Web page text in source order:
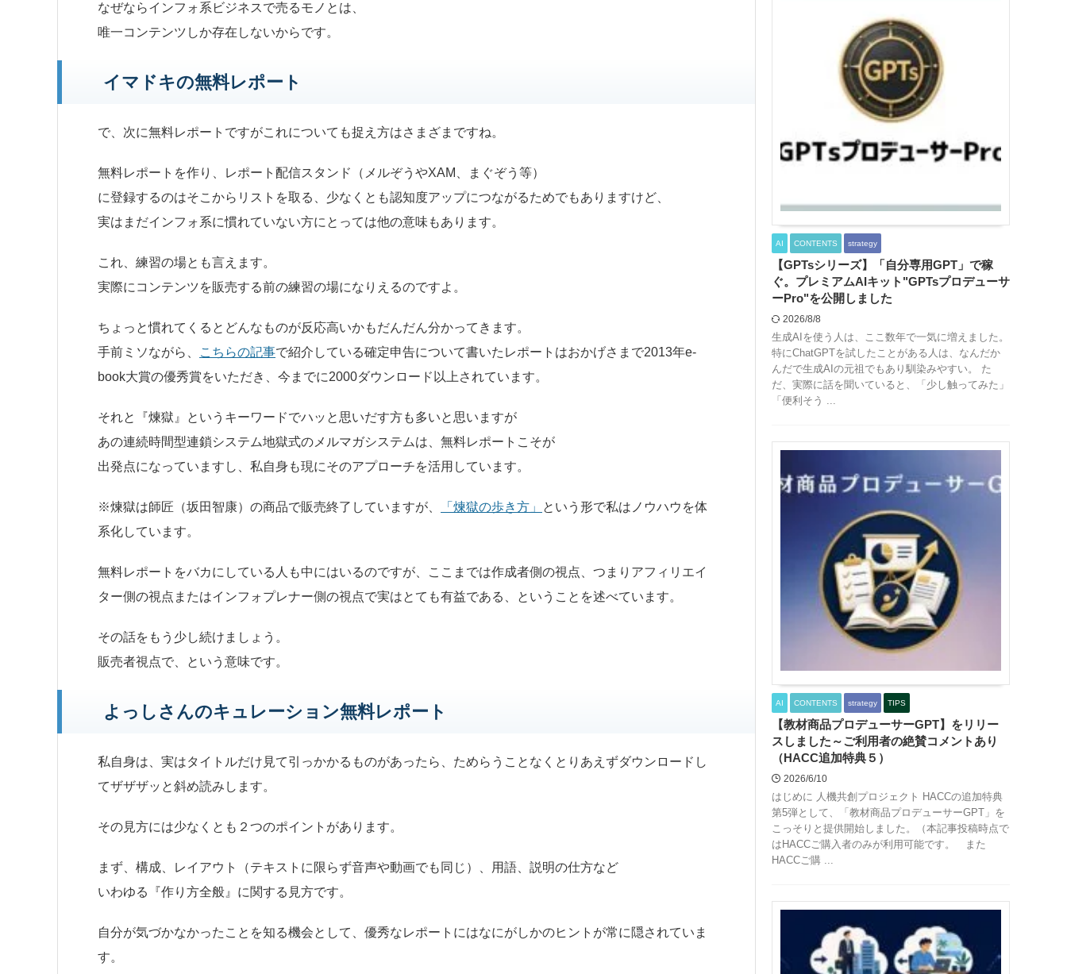
なぜならインフォ系ビジネスで売るモノとは、
唯一コンテンツしか存在しないからです。
イマドキの無料レポート
で、次に無料レポートですがこれについても捉え方はさまざまですね。
無料レポートを作り、レポート配信スタンド（メルぞうやXAM、まぐぞう等）
に登録するのはそこからリストを取る、少なくとも認知度アップにつながるためでもありますけど、
実はまだインフォ系に慣れていない方にとっては他の意味もあります。
これ、 練習の場とも言えます。
実際にコンテンツを販売する前の練習の場になりえるのですよ。
ちょっと慣れてくるとどんなものが反応高いかもだんだん分かってきます。
手前ミソながら、
こちらの記事で紹介している確定申告について書いたレポートはおかげさまで2013年e-
book大賞の優秀賞をいただき、今までに2000ダウンロード以上されています。
それと『煉獄』というキーワードでハッと思いだす方も多いと思いますが
あの連続時間型連鎖システム地獄式のメルマガシステムは、無料レポートこそが
出発点になっていますし、私自身も現にそのアプローチを活用しています。
※煉獄は師匠（坂田智康）の商品で販売終了していますが、 「煉獄の歩き方」
という形で私はノウハウを体
系化しています。
無料レポートをバカにしている人も中にはいるのですが、ここまでは作成者側の視点、つまりアフィリエイ
ター側の視点またはインフォプレナー側の視点で実はとても有益である、ということを述べています。
その話をもう少し続けましょう。
販売者視点で、という意味です。
よっしさんのキュレーション無料レポート
私自身は、実はタイトルだけ見て引っかかるものがあったら、ためらうことなくとりあえずダウンロードし
てザザザッと斜め読みします。
その見方には少なくとも２つのポイントがあります。
まず、構成、レイアウト（テキストに限らず音声や動画でも同じ）、用語、説明の仕方など
いわゆる
『作り方全般』 に関する見方です。
自分が気づかなかったことを知る機会として、優秀なレポートにはなにがしかのヒントが常に隠されていま
す。
AI CONTENTS strategy
【GPTsシリーズ】「自分専用GPT」で稼
ぐ。プレミアムAIキット"GPTsプロデューサ
ーPro"を公開しました
2026/8/8
生成AIを使う人は、ここ数年で一気に増えました。
特にChatGPTを試したことがある人は、なんだか
んだで生成AIの元祖でもあり馴染みやすい。 た
だ、実際に話を聞いていると、「少し触ってみた」
「便利そう ...
AI CONTENTS strategy TIPS
【教材商品プロデューサーGPT】をリリー
スしました～ご利用者の絶賛コメントあり
（HACC追加特典５）
2026/6/10
はじめに 人機共創プロジェクト HACCの追加特典
第5弾として、「教材商品プロデューサーGPT」を
こっそりと提供開始しました。（本記事投稿時点で
はHACCご購入者のみが利用可能です。 また
HACCご購 ...